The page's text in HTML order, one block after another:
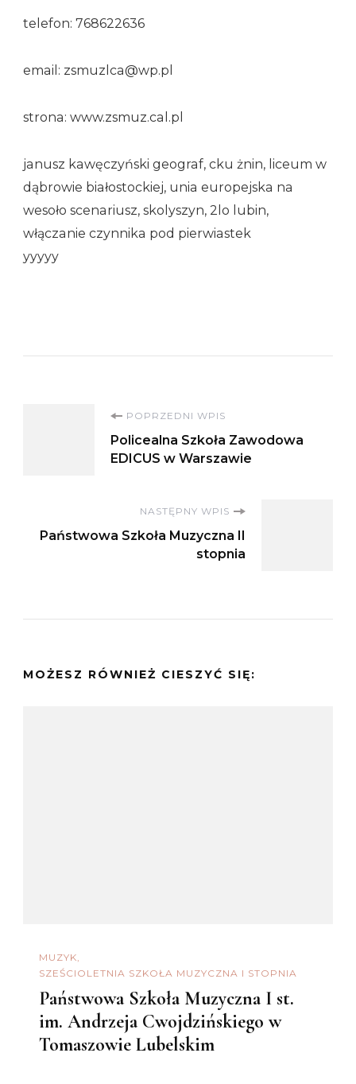
telefon: 768622636
email: zsmuzlca@wp.pl
strona: www.zsmuz.cal.pl
janusz kawęczyński geograf, cku żnin, liceum w
dąbrowie białostockiej, unia europejska na
wesoło scenariusz, skolyszyn, 2lo lubin,
włączanie czynnika pod pierwiastek
yyyyy
Nawigacja
wpisu
POPRZEDNI WPIS
Policealna Szkoła Zawodowa
EDICUS w Warszawie
NASTĘPNY WPIS
Państwowa Szkoła Muzyczna II
stopnia
MOŻESZ RÓWNIEŻ CIESZYĆ SIĘ:
MUZYK
SZEŚCIOLETNIA SZKOŁA MUZYCZNA I STOPNIA
Państwowa Szkoła Muzyczna I st.
im. Andrzeja Cwojdzińskiego w
Tomaszowie Lubelskim